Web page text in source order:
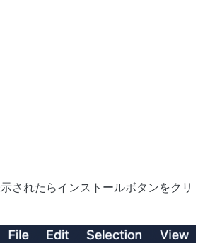
されたらインストールボタンをクリ